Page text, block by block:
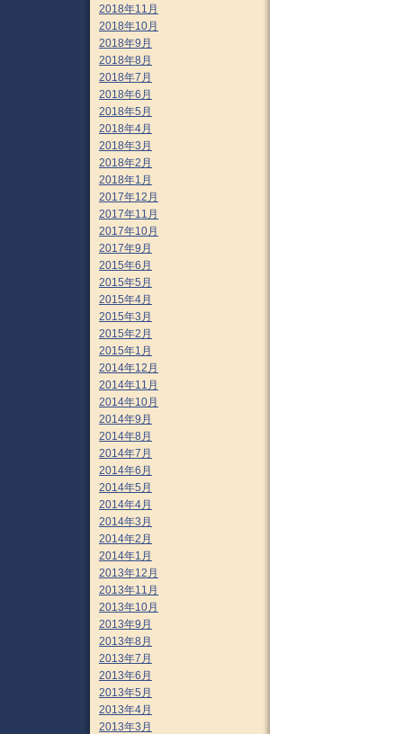
2018年11月
2018年10月
2018年9月
2018年8月
2018年7月
2018年6月
2018年5月
2018年4月
2018年3月
2018年2月
2018年1月
2017年12月
2017年11月
2017年10月
2017年9月
2015年6月
2015年5月
2015年4月
2015年3月
2015年2月
2015年1月
2014年12月
2014年11月
2014年10月
2014年9月
2014年8月
2014年7月
2014年6月
2014年5月
2014年4月
2014年3月
2014年2月
2014年1月
2013年12月
2013年11月
2013年10月
2013年9月
2013年8月
2013年7月
2013年6月
2013年5月
2013年4月
2013年3月